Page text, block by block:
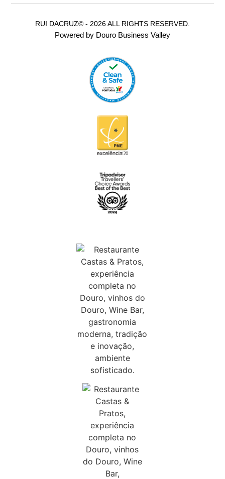
RUI DACRUZ© - 2026 ALL RIGHTS RESERVED.
Powered by Douro Business Valley